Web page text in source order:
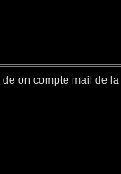
on compte mail de la